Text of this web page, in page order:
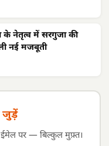
के नेतृत्व में सरगुजा की
नई मजबूती
जुड़ें
ईमेल पर — बिल्कुल मुफ़्त।